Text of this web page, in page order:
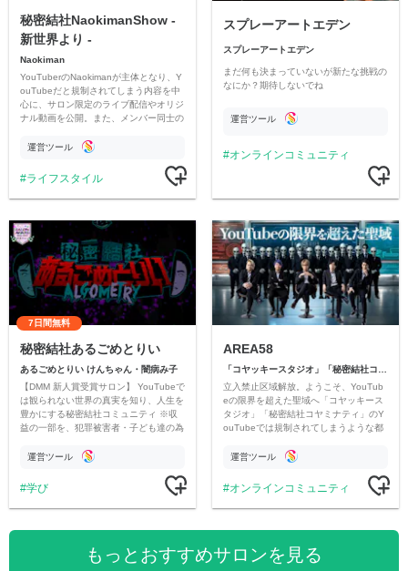
秘密結社NaokimanShow -
新世界より -
Naokiman
YouTuberのNaokimanが主体となり、Y
ouTubeだと規制されてしまう内容を中
心に、サロン限定のライブ配信やオリジ
ナル動画を公開。また、メンバー同士の
ただいています。
運営ツール
ライフスタイル
スプレーアートエデン
スプレーアートエデン
まだ何も決まっていないが新たな挑戦の
なにか？期待しないでね
運営ツール
オンラインコミュニティ
7日間無料
秘密結社あるごめとりい
あるごめとりい けんちゃん・闇病み子
【DMM 新人賞受賞サロン】 YouTubeで
は観られない世界の真実を知り、人生を
豊かにする秘密結社コミュニティ ※収
益の一部を、犯罪被害者・子ども達の為
す運営ツール
学び
AREA58
立入禁止区域解放。ようこそ、YouTub
eの限界を超えた聖域へ「コヤッキース
タジオ」「秘密結社コヤミナティ」のY
ouTubeでは規制されてしまうような都
公開。
運営ツール
オンラインコミュニティ
もっとおすすめサロンを見る